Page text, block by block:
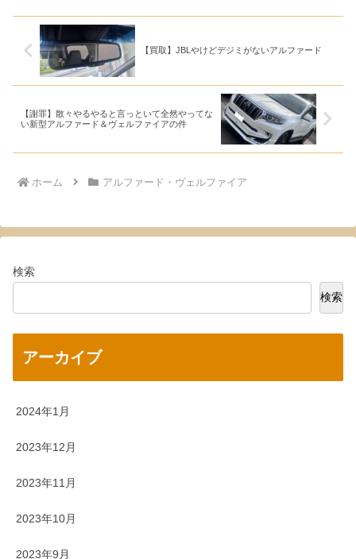
【買取】JBLやけどデジミがないアルファード
【謝罪】散々やるやると言っといて全然やってな
い新型アルファード＆ヴェルファイアの件
ホーム アルファード・ヴェルファイア
検索
検索
アーカイブ
2024年1月
2023年12月
2023年11月
2023年10月
2023年9月